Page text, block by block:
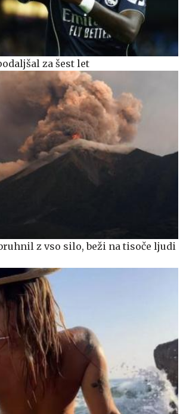
za šest let
z vso silo, beži na tisoče ljudi